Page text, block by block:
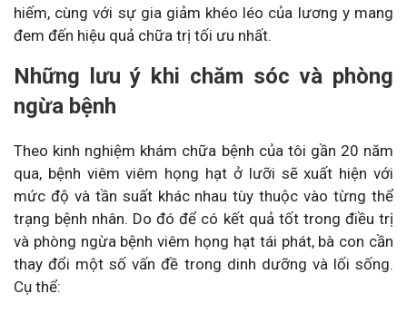
hiếm, cùng với sự gia giảm khéo léo của lương y mang
đem đến hiệu quả chữa trị tối ưu nhất.
Những lưu ý khi chăm sóc và phòng
ngừa bệnh
Theo kinh nghiệm khám chữa bệnh của tôi gần 20 năm
qua, bệnh viêm viêm họng hạt ở lưỡi sẽ xuất hiện với
mức độ và tần suất khác nhau tùy thuộc vào từng thể
trạng bệnh nhân. Do đó để có kết quả tốt trong điều trị
và phòng ngừa bệnh viêm họng hạt tái phát, bà con cần
thay đổi một số vấn đề trong dinh dưỡng và lối sống.
Cụ thể: